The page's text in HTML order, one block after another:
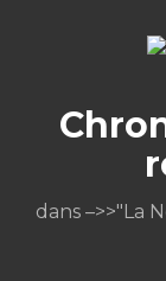
dans –>>"La